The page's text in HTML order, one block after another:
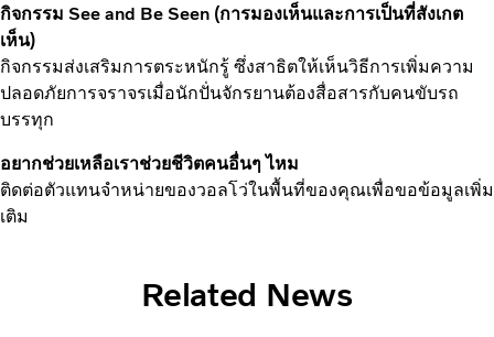
กิจกรรม See and Be Seen (การมองเห็นและการเป็นที่สังเกต
เห็น)
กิจกรรมส่งเสริมการตระหนักรู้ ซึ่งสาธิตให้เห็นวิธีการเพิ่มความ
ปลอดภัยการจราจรเมื่อนักปั่นจักรยานต้องสื่อสารกับคนขับรถ
บรรทุก
อยากช่วยเหลือเราช่วยชีวิตคนอื่นๆ ไหม
ติดต่อตัวแทนจำหน่ายของวอลโว่ในพื้นที่ของคุณเพื่อขอข้อมูลเพิ่ม
เติม
Related News